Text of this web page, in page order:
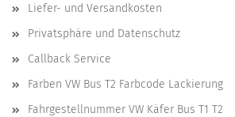
Liefer- und Versandkosten
Privatsphäre und Datenschutz
Callback Service
Farben VW Bus T2 Farbcode Lackierung
Fahrgestellnummer VW Käfer Bus T1 T2